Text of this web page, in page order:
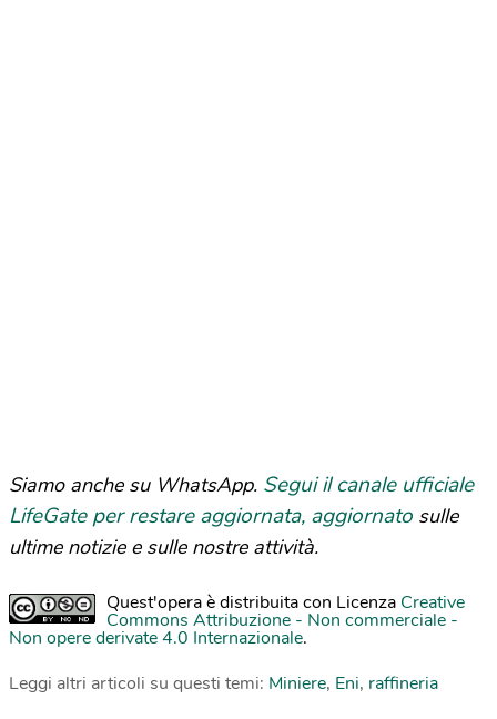
Siamo anche su WhatsApp. Segui il canale ufficiale
LifeGate per restare aggiornata, aggiornato sulle
ultime notizie e sulle nostre attività.
Quest'opera è distribuita con Licenza Creative
Commons Attribuzione - Non commerciale -
Non opere derivate 4.0 Internazionale.
Leggi altri articoli su questi temi: Miniere, Eni, raffineria